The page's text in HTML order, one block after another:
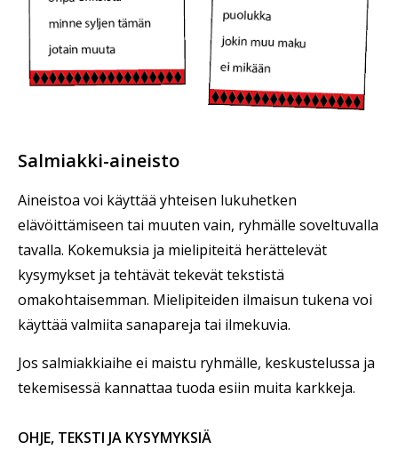
Salmiakki-aineisto
Aineistoa voi käyttää yhteisen lukuhetken
elävöittämiseen tai muuten vain, ryhmälle soveltuvalla
tavalla. Kokemuksia ja mielipiteitä herättelevät
kysymykset ja tehtävät tekevät tekstistä
omakohtaisemman. Mielipiteiden ilmaisun tukena voi
käyttää valmiita sanapareja tai ilmekuvia.
Jos salmiakkiaihe ei maistu ryhmälle, keskustelussa ja
tekemisessä kannattaa tuoda esiin muita karkkeja.
OHJE, TEKSTI JA KYSYMYKSIÄ